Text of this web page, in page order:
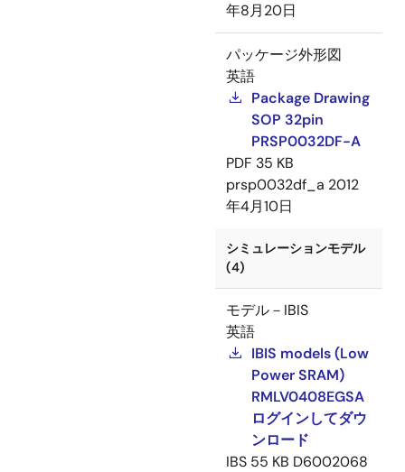
年8月20日
パッケージ外形図
英語
Package Drawing
SOP 32pin
PRSP0032DF-A
PDF 35 KB
prsp0032df_a 2012
年4月10日
シミュレーションモデル
(4)
モデル－IBIS
英語
IBIS models (Low
Power SRAM)
RMLV0408EGSA
ログインしてダウ
ンロード
IBS 55 KB D6002068